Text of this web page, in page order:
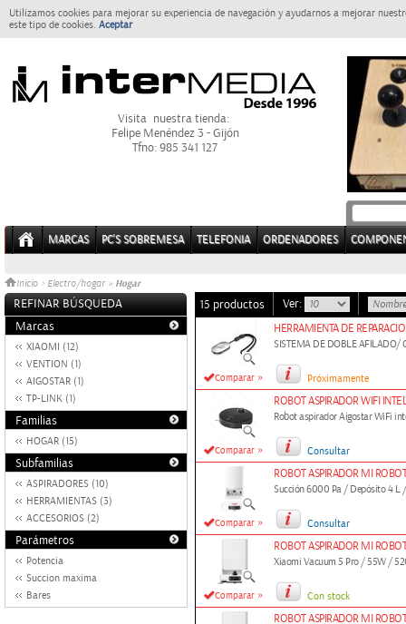
Utilizamos cookies para mejorar su experiencia de navegación y ayudarnos a mejorar
este tipo de cookies. Aceptar
Visita nuestra tienda:
Felipe Menéndez 3 - Gijón
Tfno: 985 341 127
MARCAS PC'S SOBREMESA TELEFONIA ORDENADORES
Inicio > Electro/hogar » Hogar
REFINAR BÚSQUEDA
Marcas
XIAOMI (12)
VENTION (1)
AIGOSTAR (1)
TP-LINK (1)
Familias
HOGAR (15)
Subfamilias
ASPIRADORES (10)
HERRAMIENTAS (3)
ACCESORIOS (2)
Parámetros
Potencia
Succion maxima
Bares
15 productos Ver:
Comparar »
HERRAMIENTA DE
SISTEMA DE DOBLE AFILADO/
Próximamente
Comparar »
ROBOT ASPIRADOR WIFI
Robot aspirador Aigostar WiFi
Consultar
Comparar »
ROBOT ASPIRADOR MI
Succión 6000 Pa / Depósito 4 L
Consultar
Comparar »
ROBOT ASPIRADOR MI
Xiaomi Vacuum 5 Pro / 55W /
Con stock
ROBOT ASPIRADOR MI